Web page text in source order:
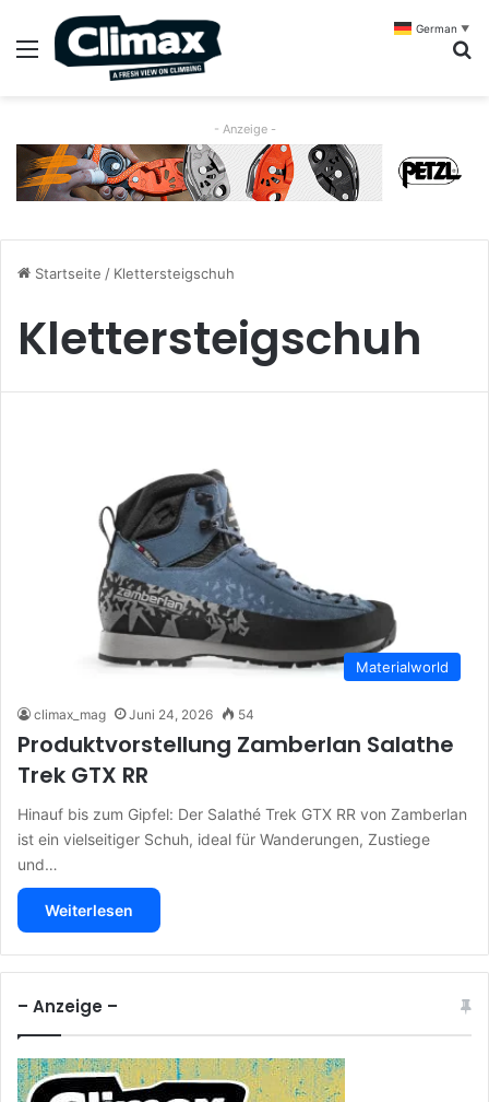
Menü
- Anzeige -
Startseite / Klettersteigschuh
Klettersteigschuh
Materialworld
climax_mag Juni 24, 2026 54
Produktvorstellung Zamberlan Salathe
Trek GTX RR
Hinauf bis zum Gipfel: Der Salathé Trek GTX RR von Zamberlan
ist ein vielseitiger Schuh, ideal für Wanderungen, Zustiege
und…
Weiterlesen
– Anzeige –
German ▼